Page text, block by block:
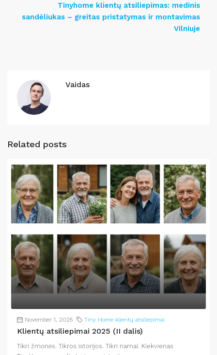
Tinyhome klientų atsiliepimas: medinis
sandėliukas – greitas pristatymas ir montavimas
Vilniuje
Vaidas
Related posts
November 1, 2025 Tiny Home klientų atsiliepimai
Klientų atsiliepimai 2025 (II dalis)
Tikri žmonės. Tikros istorijos. Tikri namai. Kiekvienas